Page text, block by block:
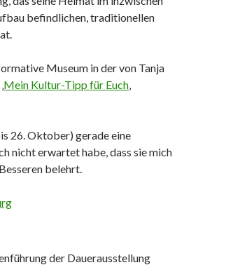
befindlichen, traditionellen
Museum in der von Tanja
Mein Kultur-Tipp für Euch‚
26. Oktober) gerade eine
nicht erwartet habe, dass sie mich
belehrt.
der Dauerausstellung